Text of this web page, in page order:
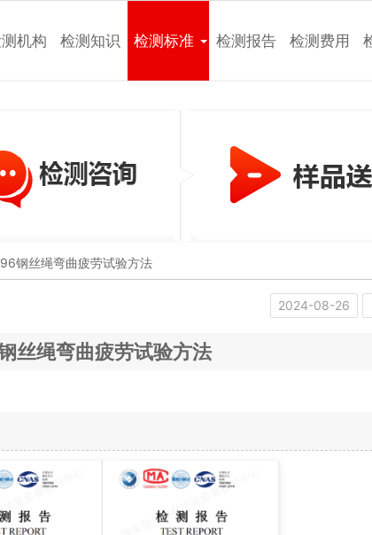
机构 检测知识 检测标准 检测报告 检测费用
钢丝绳弯曲疲劳试验方法
2024-08-26
绳弯曲疲劳试验方法